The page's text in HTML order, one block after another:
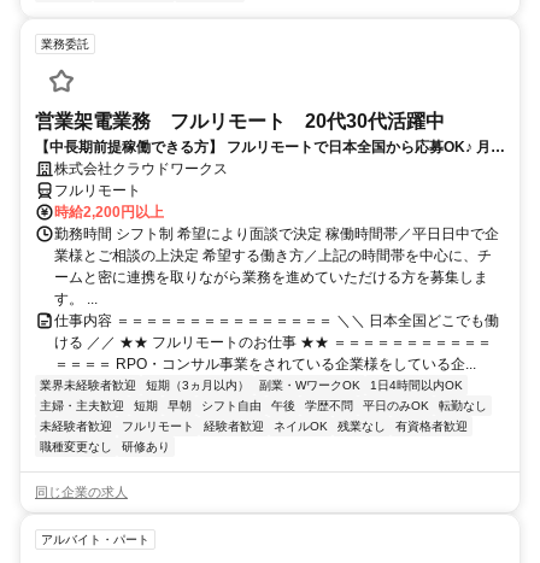
業務委託
営業架電業務 フルリモート 20代30代活躍中
【中長期前提稼働できる方】 フルリモートで日本全国から応募OK♪ 月稼
働40時間で安定収入！
株式会社クラウドワークス
フルリモート
時給2,200円以上
勤務時間 シフト制 希望により面談で決定 稼働時間帯／平日日中で企
業様とご相談の上決定 希望する働き方／上記の時間帯を中心に、チ
ームと密に連携を取りながら業務を進めていただける方を募集しま
す。 ...
仕事内容 ＝＝＝＝＝＝＝＝＝＝＝＝＝＝＝ ＼＼ 日本全国どこでも働
ける ／／ ★★ フルリモートのお仕事 ★★ ＝＝＝＝＝＝＝＝＝＝＝
＝＝＝＝ RPO・コンサル事業をされている企業様をしている企...
業界未経験者歓迎 短期（3ヵ月以内） 副業・WワークOK
1日4時間以内OK
主婦・主夫歓迎
短期 早朝 シフト自由 午後 学歴不問 平日のみOK
転勤なし
未経験者歓迎
フルリモート 経験者歓迎 ネイルOK 残業なし
有資格者歓迎
職種変更なし
研修あり
同じ企業の求人
アルバイト・パート